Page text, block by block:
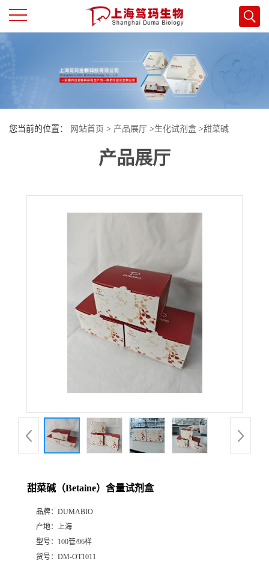
页
司
品
您当前的位置： 网站首页 > 产品展厅 >生化试剂盒 >甜菜碱
产品展厅
甜菜碱（Betaine）含量试剂盒
品牌： DUMABIO
产地： 上海
型号： 100管/96样
货号： DM-OT1011